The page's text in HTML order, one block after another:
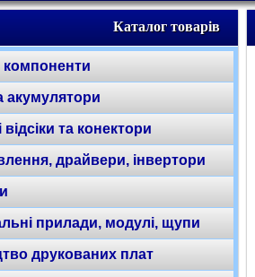
Каталог товарів
компоненти
акумулятори
та конектори
драйвери, інвертори
прилади, модулі, щупи
друкованих плат